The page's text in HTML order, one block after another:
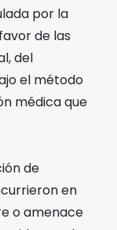
por la
de las
del
el método
médica que
de
en
o amenace